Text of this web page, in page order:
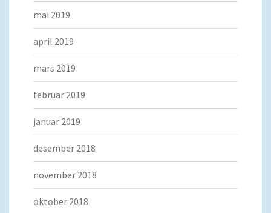
mai 2019
april 2019
mars 2019
februar 2019
januar 2019
desember 2018
november 2018
oktober 2018